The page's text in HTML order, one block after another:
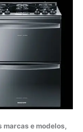
marcas e modelos,